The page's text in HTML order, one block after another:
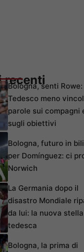
Bologna, senti Rowe:
Tedesco meno
parole sui compagni
sugli obiettivi
Bologna, futuro in
per Domínguez: ci
Norwich
La Germania dopo il
disastro Mondiale
da lui: la nuova stella
tedesca
Bologna, la prima di